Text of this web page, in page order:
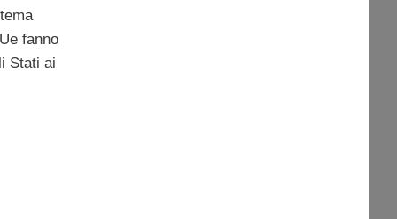
fanno
Stati ai